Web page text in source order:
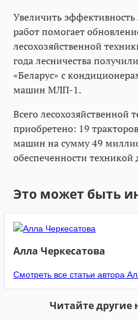
Увеличить эффективность
работ помогает
лесохозяйственной
года лесничества
«Беларус» с
машин МЛП-1.
Всего лесохозяйственной
приобретено: 19
машин на сумму 49
обеспеченности техникой
Это может быть
Алла Черкесатова
Смотреть все статьи автора
Читайте другие